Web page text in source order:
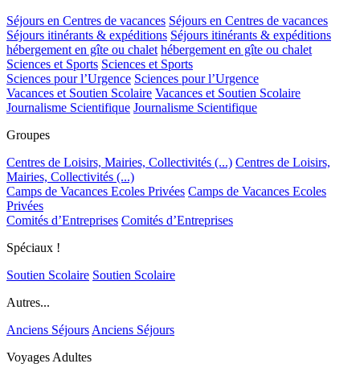
Séjours en Centres de vacances Séjours en Centres de vacances
Séjours itinérants & expéditions Séjours itinérants & expéditions
hébergement en gîte ou chalet hébergement en gîte ou chalet
Sciences et Sports Sciences et Sports
Sciences pour l’Urgence Sciences pour l’Urgence
Vacances et Soutien Scolaire Vacances et Soutien Scolaire
Journalisme Scientifique Journalisme Scientifique
Groupes
Centres de Loisirs, Mairies, Collectivités (...) Centres de Loisirs,
Mairies, Collectivités (...)
Camps de Vacances Ecoles Privées Camps de Vacances Ecoles
Privées
Comités d’Entreprises Comités d’Entreprises
Spéciaux !
Soutien Scolaire Soutien Scolaire
Autres...
Anciens Séjours Anciens Séjours
Voyages Adultes